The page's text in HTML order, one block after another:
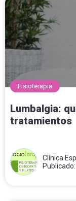
Fisioterapia
Lumbalgia:
tratamientos
Clínica